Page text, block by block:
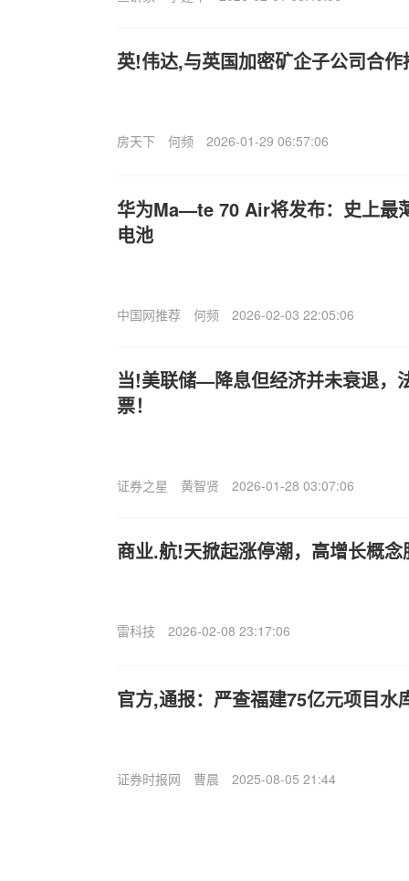
英!伟达,与英国加密矿企子公司合
房天下 何频 2026-01-29 06:57:06
华为Ma—te 70 Air将发布：史上最
电池
中国网推荐 何频 2026-02-03 22:05:06
当!美联储—降息但经济并未衰退，
票！
证券之星 黄智贤 2026-01-28 03:07:06
商业.航!天掀起涨停潮，高增长概念
雷科技 2026-02-08 23:17:06
官方,通报：严查福建75亿元项目水
证券时报网 曹晨 2025-08-05 21:44